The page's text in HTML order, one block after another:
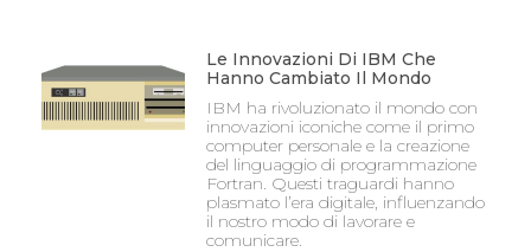
Le Innovazioni Di IBM Che
Hanno Cambiato Il Mondo
IBM ha rivoluzionato il mondo con
innovazioni iconiche come il primo
computer personale e la creazione
del linguaggio di programmazione
Fortran. Questi traguardi hanno
plasmato l’era digitale, influenzando
il nostro modo di lavorare e
comunicare.